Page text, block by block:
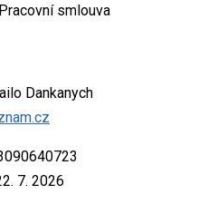
Pracovní smlouva
Dankanych
7. 2026